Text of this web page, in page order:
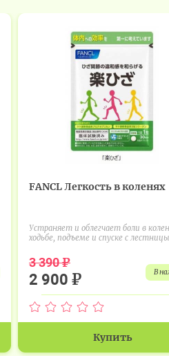
FANCL Легкость в коленях
Устраняет и облегчает боли в
ходьбе, подъеме и спуске с
3 390₽
2 900 ₽ в
Купить